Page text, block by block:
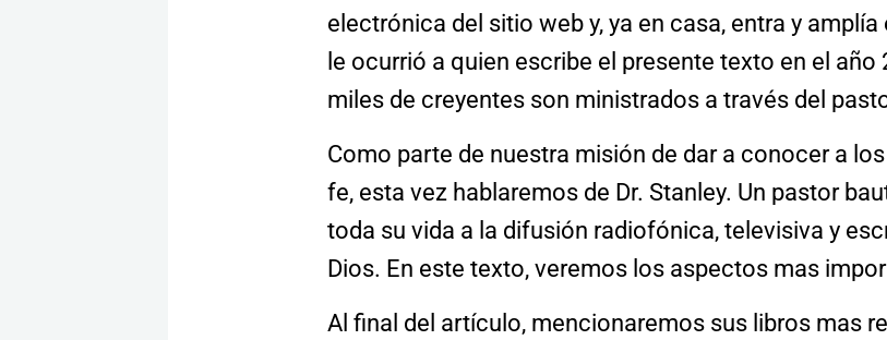
electrónica del sitio web y, ya en casa, entra y
le ocurrió a quien escribe el presente texto en el año
miles de creyentes son ministrados a través del
Como parte de nuestra misión de dar a conocer a
fe, esta vez hablaremos de Dr. Stanley. Un pastor
toda su vida a la difusión radiofónica, televisiva y
Dios. En este texto, veremos los aspectos mas
Al final del artículo, mencionaremos sus libros mas